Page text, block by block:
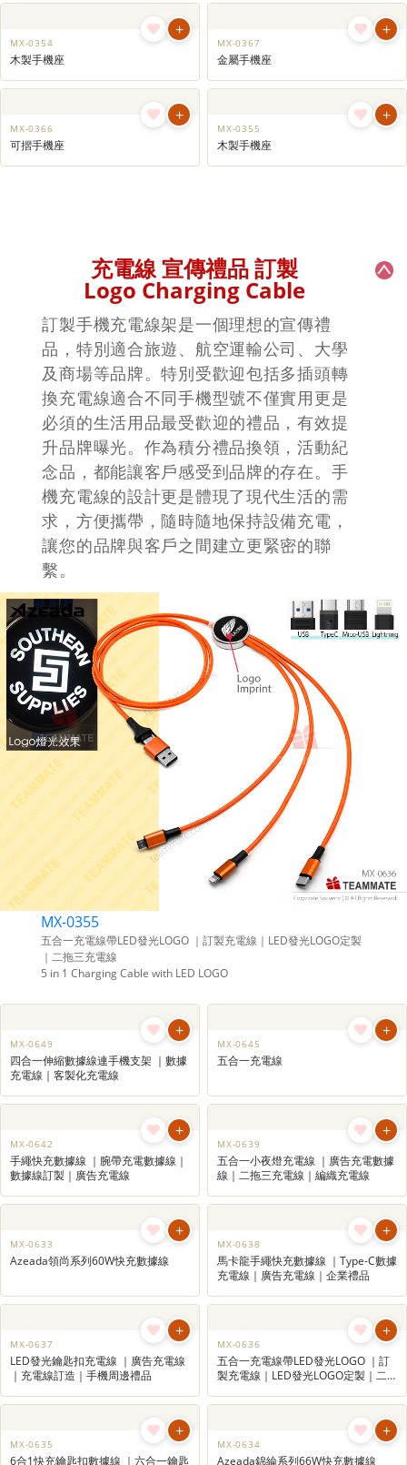
Momax (KH5)旋轉手機/平板多用途
手機支架
+
PP-524
+
MX-0369
2合1可摺及旋轉手機及平板電腦座
+ +
MX-0355
木製手機座
充電線 宣傳禮品 訂製
Logo Charging Cable
訂製手機充電線架是一個理想的宣傳禮
品，特別適合旅遊、航空運輸公司、大學
及商場等品牌。特別受歡迎包括多插頭轉
換充電線適合不同手機型號不僅實用更是
必須的生活用品最受歡迎的禮品，有效提
升品牌曝光。作為積分禮品換領，活動紀
念品，都能讓客戶感受到品牌的存在。手
機充電線的設計更是體現了現代生活的需
求，方便攜帶，隨時隨地保持設備充電，
讓您的品牌與客戶之間建立更緊密的聯
繫。
MX-0355
五合一充電線帶LED發光LOGO ｜訂製充電線｜LED發光LOGO定製
5 in 1 Charging Cable with LED LOGO
+
MX-0649
四合一伸縮數據線連手機支架 ｜數據
充電線｜客製化充電線
+
MX-0645
五合一充電線
手繩快充數據線 ｜腕帶充電數據線｜
數據線訂製｜廣告充電線
+
MX-0639
五合一小夜燈充電線 ｜廣告充電數據
線｜二拖三充電線｜編織充電線
+
MX-0633
Azeada領尚系列60W快充數據線
+
MX-0638
馬卡龍手繩快充數據線 ｜Type-C數據
充電線｜廣告充電線｜企業禮品